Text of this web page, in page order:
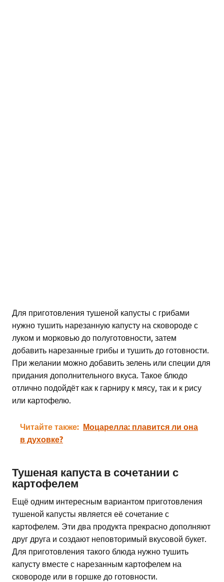
Для приготовления тушеной капусты с грибами
нужно тушить нарезанную капусту на сковороде с
луком и морковью до полуготовности, затем
добавить нарезанные грибы и тушить до готовности.
При желании можно добавить зелень или специи для
придания дополнительного вкуса. Такое блюдо
отлично подойдёт как к гарниру к мясу, так и к рису
или картофелю.
Читайте также: Моцарелла: плавится ли она
в духовке?
Тушеная капуста в сочетании с
картофелем
Ещё одним интересным вариантом приготовления
тушеной капусты является её сочетание с
картофелем. Эти два продукта прекрасно дополняют
друг друга и создают неповторимый вкусовой букет.
Для приготовления такого блюда нужно тушить
капусту вместе с нарезанным картофелем на
сковороде или в горшке до готовности.